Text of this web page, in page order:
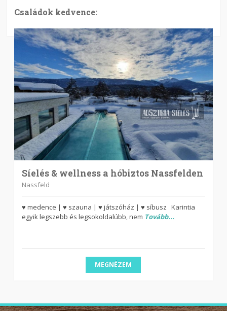
Családok kedvence:
Síelés & wellness a hóbiztos Nassfelden
Nassfeld
♥ medence | ♥ szauna | ♥ játszóház | ♥ síbusz Karintia
egyik legszebb és legsokoldalúbb, nem Tovább...
MEGNÉZEM